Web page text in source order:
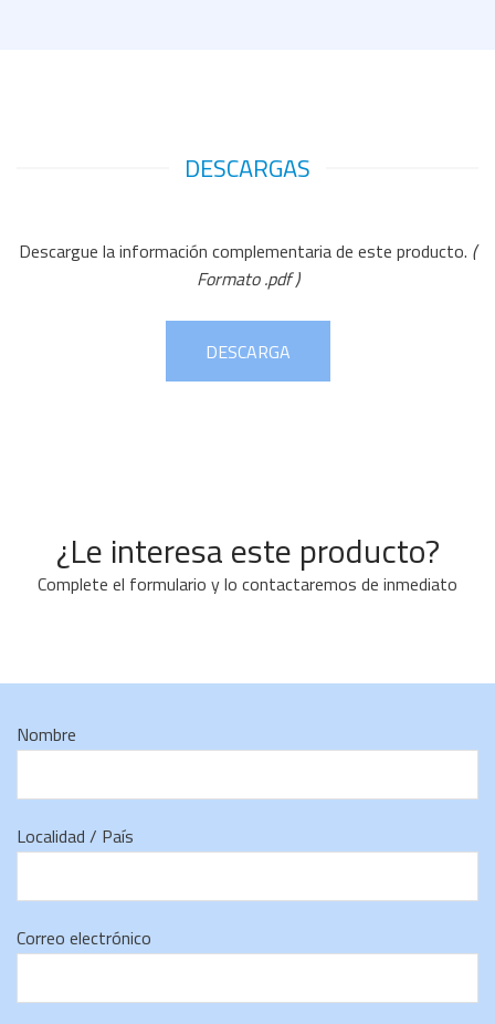
DESCARGAS
Descargue la información complementaria de este producto. (
Formato .pdf )
DESCARGA
¿Le interesa este producto?
Complete el formulario y lo contactaremos de inmediato
Nombre
Localidad / País
Correo electrónico